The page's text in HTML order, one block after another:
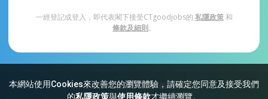
本網站使用Cookies來改善您的瀏覽體驗，請確定您同意及接受我們
的私隱政策與使用條款才繼續瀏覽。
一經登記或登入，即代表閣下接受CTgoodjobs的 私隱政策和
條款及細則。
網站索引 常見問題 私隱 條款及細則